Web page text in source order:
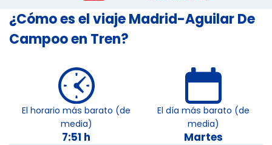
¿Cómo es el viaje Madrid-Aguilar De
Campoo en Tren?
El horario más barato (de
media)
7:51 h
El día más barato (de
media)
Martes